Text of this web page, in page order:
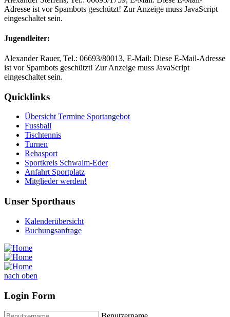
Adresse ist vor Spambots geschützt! Zur Anzeige muss JavaScript
eingeschaltet sein.
Jugendleiter:
Alexander Rauer, Tel.: 06693/80013, E-Mail: Diese E-Mail-Adresse
ist vor Spambots geschützt! Zur Anzeige muss JavaScript
eingeschaltet sein.
Quicklinks
Übersicht Termine Sportangebot
Fussball
Tischtennis
Turnen
Rehasport
Sportkreis Schwalm-Eder
Anfahrt Sportplatz
Mitglieder werden!
Unser Sporthaus
Kalenderübersicht
Buchungsanfrage
nach oben
Login Form